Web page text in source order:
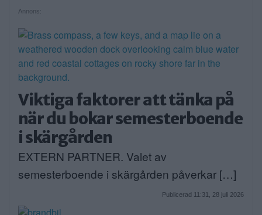
Annons:
Viktiga faktorer att tänka på
när du bokar semesterboende
i skärgården
EXTERN PARTNER. Valet av
semesterboende i skärgården påverkar […]
Publicerad 11:31, 28 juli 2026